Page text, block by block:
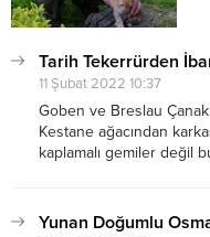
Tarih Tekerrürden
11 Şubat 2022 10:37
Goben ve Breslau
Kestane ağacından
kaplamalı gemiler değil
köyden 33 kişi...
Yunan Doğumlu